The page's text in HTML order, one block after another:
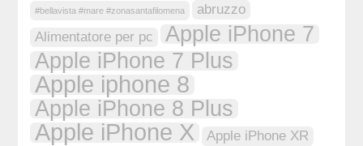
#bellavista #mare #zonasantafilomena
abruzzo
Alimentatore per pc
Apple iPhone 7
Apple iPhone 7 Plus
Apple iphone 8
Apple iPhone 8 Plus
Apple iPhone X
Apple iPhone XR